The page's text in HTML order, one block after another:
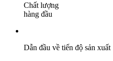
Chất lượng
hàng đầu
Dẫn đầu về tiến độ sản xuất